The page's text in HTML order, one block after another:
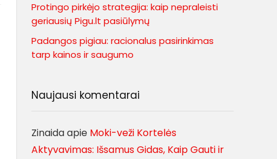
Protingo pirkėjo strategija: kaip nepraleisti
geriausių Pigu.lt pasiūlymų
Padangos pigiau: racionalus pasirinkimas
tarp kainos ir saugumo
Naujausi komentarai
Zinaidaapie Moki-veži Kortelės
Aktyvavimas: Išsamus Gidas, Kaip Gauti ir